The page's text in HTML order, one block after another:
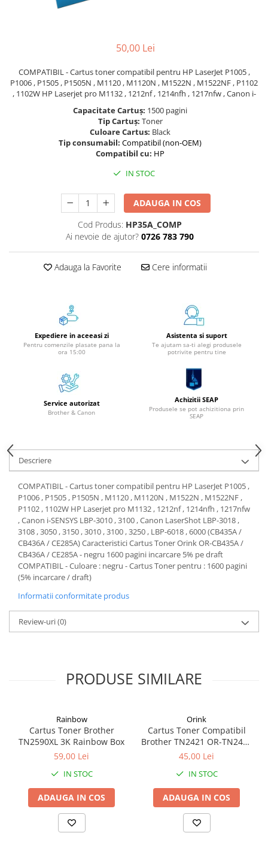
Hârtie / Produse din hârtie
Bloc Notes
Carton Color
Cuburi din Hârtie / Notițe Adezive
Registre / Repertoare
Role Casă de Marcat
Creioane Grafice
Rezerve Pixuri / Cerneală
Corectoare
Penițe
Organizare și Arhivare
Bibliorafturi
Dosare
Folii Protecție
Cutii Arhivare
Alonje
Clipboard-uri
Accesorii pentru Arhivare
Caiete Mecanice
Articole Ambalare
Elastice bani
Rechizite Școlare
Ghiozdane / Genți
Instrumente de Scris și Desen
Accesorii pentru Pictură
Coperți Caiete / Cărți
Cretă/Burete/Table Școlare
50,00 Lei
COMPATIBIL - Cartus toner compatibil pentru HP LaserJet P1005 ,
P1006 , P1505 , P1505N , M1120 , M1120N , M1522N , M1522NF , P1102
, 1102W HP Laserjet pro M1132 , 1212nf , 1214nfh , 1217nfw , Canon i-
Capacitate Cartuș: 1500 pagini
Tip Cartuș: Toner
Culoare Cartus: Black
Tip consumabil: Compatibil (non-OEM)
Compatibil cu: HP
IN STOC
ADAUGA IN COS
Cod Produs: HP35A_COMP
Ai nevoie de ajutor? 0726 783 790
Adauga la Favorite Cere informatii
Expediere in aceeasi zi
Pentru comenzile plasate pana la
ora 15:00
Asistenta si suport
Te ajutam sa-ti alegi produsele
potrivite pentru tine
Service autorizat
Brother & Canon
Achizitii SEAP
Produsele se pot achizitiona prin
SEAP
Descriere
COMPATIBIL - Cartus toner compatibil pentru HP LaserJet P1005 ,
P1006 , P1505 , P1505N , M1120 , M1120N , M1522N , M1522NF ,
P1102 , 1102W HP Laserjet pro M1132 , 1212nf , 1214nfh , 1217nfw
, Canon i-SENSYS LBP-3010 , 3100 , Canon LaserShot LBP-3018 ,
3108 , 3050 , 3150 , 3010 , 3100 , 3250 , LBP-6018 , 6000 (CB435A /
CB436A / CE285A) Caracteristici Cartus Toner Orink OR-CB435A /
CB436A / CE285A - negru 1600 pagini incarcare 5% pe draft
COMPATIBIL - Culoare : negru - Cartus Toner pentru : 1600 pagini
(5% incarcare / draft)
Informatii conformitate produs
Review-uri(0)
PRODUSE SIMILARE
Rainbow
Cartus Toner Brother
TN2590XL 3K Rainbow Box
59,00 Lei
IN STOC
ADAUGA IN COS
Orink
Cartus Toner Compatibil
Brother TN2421 OR-TN2421
Orink Black
45,00 Lei
IN STOC
ADAUGA IN COS